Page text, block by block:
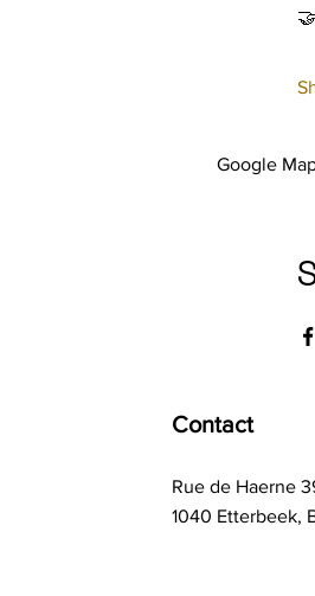
Google
Contact
Rue de Haerne
1040 Etterbeek,